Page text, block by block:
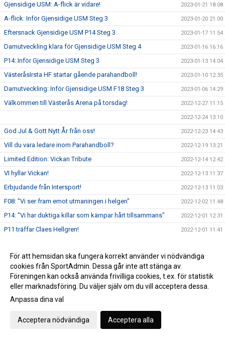
Gjensidige USM: A-flick är vidare! 2023-01-21 18:08
A-flick: Inför Gjensidige USM Steg 3 2023-01-20 21:00
Eftersnack Gjensidige USM P14 Steg 3 2023-01-17 11:54
Damutveckling klara för Gjensidige USM Steg 4 2023-01-16 16:16
P14: Inför Gjensidige USM Steg 3 2023-01-13 14:04
VästeråsIrsta HF startar gående parahandboll! 2023-01-10 12:35
Damutveckling: Inför Gjensidige USM F18 Steg 3 2023-01-06 14:29
Välkommen till Västerås Arena på torsdag! 2022-12-27 11:15
2022-12-24 13:10
God Jul & Gott Nytt År från oss! 2022-12-23 14:43
Vill du vara ledare inom Parahandboll? 2022-12-19 13:21
Limited Edition: Vickan Tribute 2022-12-14 12:42
VI hyllar Vickan! 2022-12-13 11:37
Erbjudande från Intersport! 2022-12-13 11:03
F08: "Vi ser fram emot utmaningen i helgen" 2022-12-02 11:48
P14: "Vi har duktiga killar som kämpar hårt tillsammans" 2022-12-01 12:31
P11 träffar Claes Hellgren! 2022-12-01 11:41
Välkommen tillbaka, Mattias! 2022-11-29 12:00
A-pojk: Seger i Hellton Cup! 2022-11-28 14:07
P0809: Inför Gjensidige USM Steg 2 2022-11-25 15:02
Vill du bli en lirare och träna handboll?
För att hemsidan ska fungera korrekt använder vi nödvändiga
cookies från SportAdmin. Dessa går inte att stänga av.
Föreningen kan också använda frivilliga cookies, t.ex. för statistik
eller marknadsföring. Du väljer själv om du vill acceptera dessa.
Anpassa dina val
Acceptera nödvändiga Acceptera alla